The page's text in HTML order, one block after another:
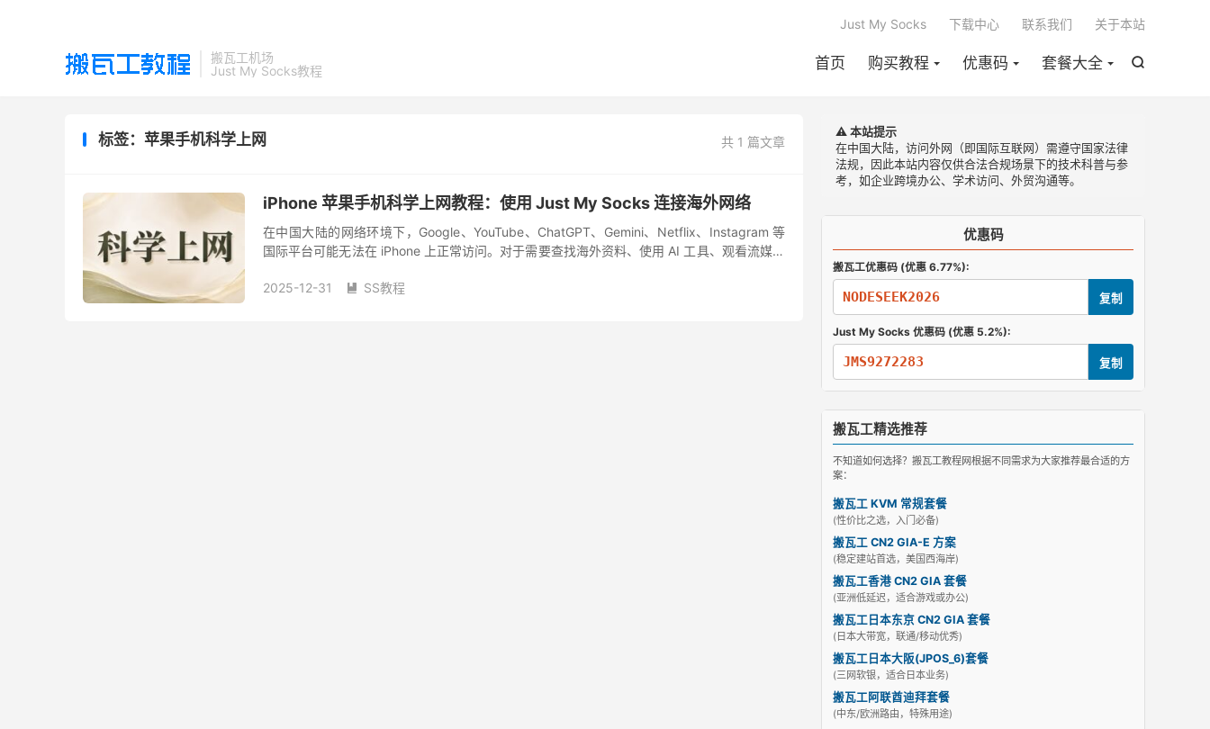
搬瓦工机场
Just My Socks教程

首页 购买教程 优惠码 套餐大全
Just My Socks 下载中心 联系我们 关于本站
共 1 篇文章
标签：苹果手机科学上网
iPhone 苹果手机科学上网教程：使用 Just My Socks 连接海外网络
在中国大陆的网络环境下，Google、YouTube、ChatGPT、Gemini、Netflix、Instagram 等
国际平台可能无法在 iPhone 上正常访问。对于需要查找海外资料、使用 AI 工具、观看流媒体
2025-12-31
 SS教程
⚠️ 本站提示
在中国大陆，访问外网（即国际互联网）需遵守国家法律
法规，因此本站内容仅供合法合规场景下的技术科普与参
考，如企业跨境办公、学术访问、外贸沟通等。
优惠码
搬瓦工优惠码 (优惠 6.77%):
NODESEEK2026 复制
Just My Socks 优惠码 (优惠 5.2%):
JMS9272283 复制
搬瓦工精选推荐
不知道如何选择？搬瓦工教程网根据不同需求为大家推荐最合适的方
案：
搬瓦工 KVM 常规套餐
(性价比之选，入门必备)
搬瓦工 CN2 GIA-E 方案
(稳定建站首选，美国西海岸)
搬瓦工香港 CN2 GIA 套餐
(亚洲低延迟，适合游戏或办公)
搬瓦工日本东京 CN2 GIA 套餐
(日本大带宽，联通/移动优秀)
搬瓦工日本大阪(JPOS_6)套餐
(三网软银，适合日本业务)
搬瓦工阿联酋迪拜套餐
(中东/欧洲路由，特殊用途)